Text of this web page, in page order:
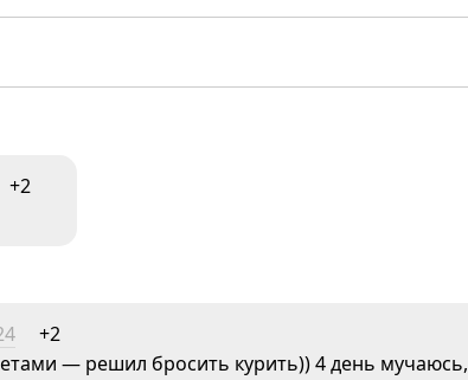
+2
+2
— решил бросить курить)) 4 день мучаюсь,